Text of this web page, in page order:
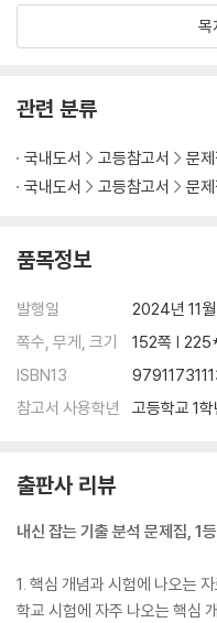
04 자연과 인간의 관계
05 환경 문제의 발생과 해결을
Ⅳ. 문화와 다양성
06 다양한 문화권의 특징과 삶의
07 문화 변동의 양상과 전통문
단원 마무리 문제
Ⅴ. 생활공간과 사회
09 산업화와 도시화
10 교통·통신 및 과학기술의 발
단원 마무리 문제
목
관련 분류
국내도서 고등참고서 문
국내도서
고등참고서 문
품목정보
발행일
2024년 11
쪽수, 무게, 크기
152쪽 |
ISBN13
참고서 사용학년
고등학교 1
출판사 리뷰
내신 잡는 기출 분석 문제집, 1
1. 핵심 개념과 시험에 나오는
학교 시험에 자주 나오는 핵심